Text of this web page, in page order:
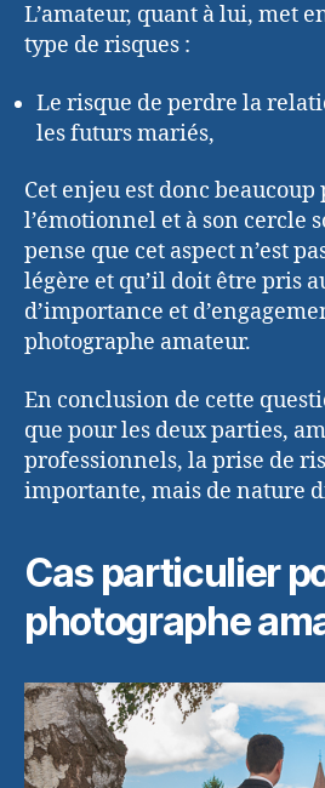
L’amateur, quant à lui, met
type de risques :
Le risque de perdre la
les futurs mariés,
Cet enjeu est donc beaucoup
l’émotionnel et à son cercle
pense que cet aspect n’est
légère et qu’il doit être pris
d’importance et
photographe amateur.
En conclusion de cette
que pour les deux parties,
professionnels, la prise de
importante, mais de nature
Cas particulier
photographe